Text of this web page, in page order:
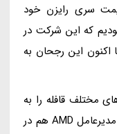
سری رایزن خود
3000 شنیده بودیم که این شرکت در
اکنون این رجحان به
مختلف قافله را به
رقیب سنتی خود می بازد. حتی لیزا سو، مدیرعامل AMD هم در